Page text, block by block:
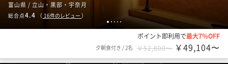
1 2 3 4 5
富山県 / 立山・黒部・宇奈月
総合点4.4 （ 16件のレビュー ）
ポイント即利用で最大7％OFF
夕朝食付き /2名 ￥52,800〜 ￥49,104〜